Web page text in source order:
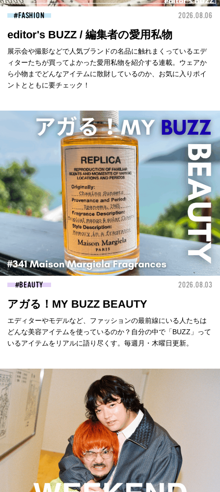
FASHION 2026.08.06
editor's BUZZ / 編集者の愛用私物
展示会や撮影などで人気ブランドの名品に触れまくっているエデ
ィターたちが買ってよかった愛用私物を紹介する連載。ウェアか
ら小物までどんなアイテムに散財しているのか、お気に入りポイ
ントとともに要チェック！
BEAUTY 2026.08.03
アガる！MY BUZZ BEAUTY
エディターやモデルなど、ファッションの最前線にいる人たちは
どんな美容アイテムを使っているのか？自分の中で「BUZZ」って
いるアイテムをリアルに語り尽くす。毎週月・木曜日更新。